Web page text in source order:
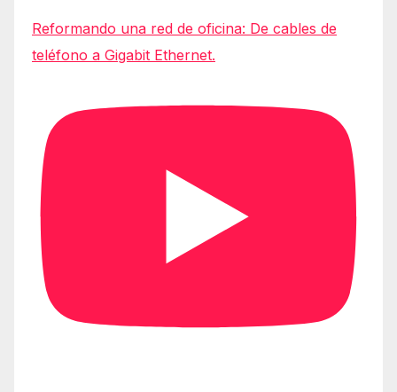
Reformando una red de oficina: De cables de
teléfono a Gigabit Ethernet.